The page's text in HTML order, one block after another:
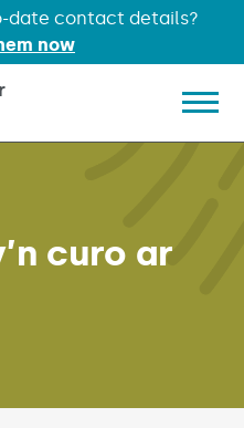
date contact details?
now
curo ar